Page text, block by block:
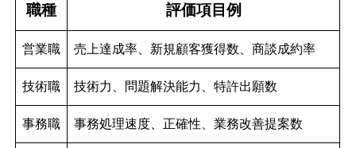
職種 評価項目例
営業職 売上達成率、新規顧客獲得数、商談成約率
技術職 技術力、問題解決能力、特許出願数
事務職 事務処理速度、正確性、業務改善提案数